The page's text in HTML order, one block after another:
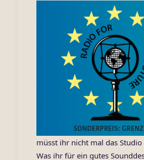
müsst ihr nicht mal das Studio
Was ihr für ein gutes